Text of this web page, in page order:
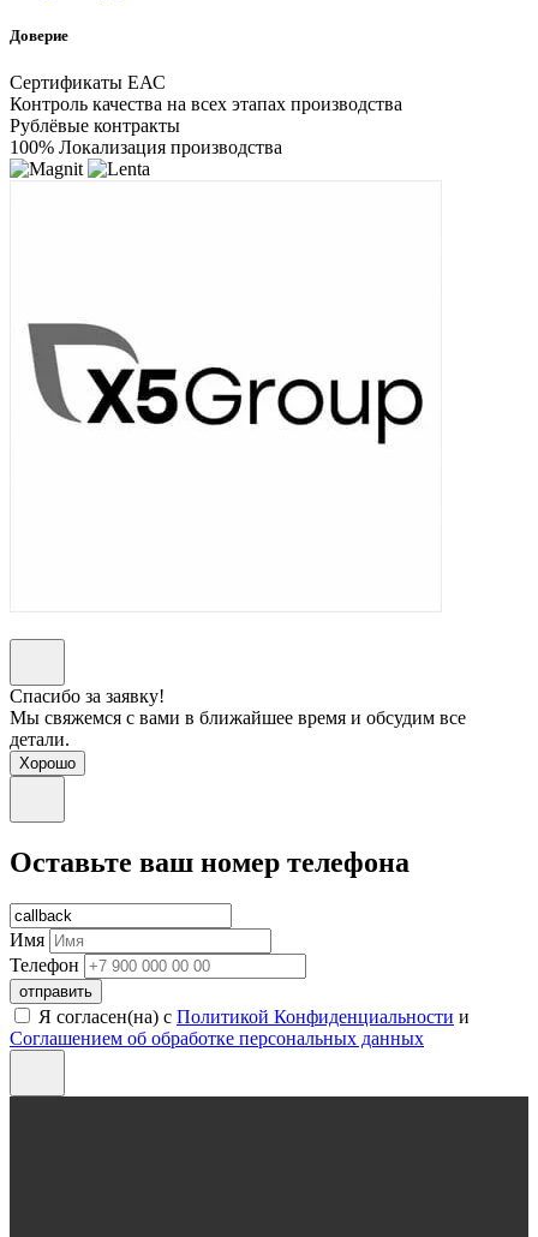
Доверие
Сертификаты ЕАС
Контроль качества на всех этапах производства
Рублёвые контракты
100% Локализация производства
Спасибо за заявку!
Мы свяжемся с вами в ближайшее время и обсудим все
детали.
Хорошо
Оставьте ваш номер телефона
Имя
Телефон
отправить
Я согласен(на) с Политикой Конфиденциальности и
Соглашением об обработке персональных данных